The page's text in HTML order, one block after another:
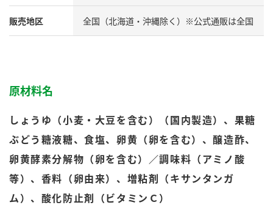
納豆の豆知識
鍋奉行マニュアル
人気商品 ＋ おすすめレシピ
おいしさと健康への取り組み
検索
販売地区 全国（北海道・沖縄除く）※公式通販は全国
原材料名
しょうゆ（小麦・大豆を含む）（国内製造）、果糖
ぶどう糖液糖、食塩、卵黄（卵を含む）、醸造酢、
卵黄酵素分解物（卵を含む）／調味料（アミノ酸
等）、香料（卵由来）、増粘剤（キサンタンガ
ム）、酸化防止剤（ビタミンＣ）